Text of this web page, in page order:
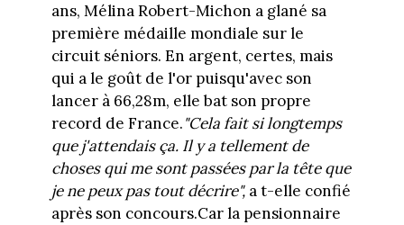
ans, Mélina Robert-Michon a glané sa
première médaille mondiale sur le
circuit séniors. En argent, certes, mais
qui a le goût de l'or puisqu'avec son
lancer à 66,28m, elle bat son propre
record de France."Cela fait si longtemps
que j'attendais ça. Il y a tellement de
choses qui me sont passées par la tête que
je ne peux pas tout décrire", a t-elle confié
après son concours.Car la pensionnaire